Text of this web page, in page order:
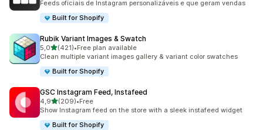
Feeds oficiais de Instagram personalizáveis e que geram vendas
Built for Shopify
Rubik Variant Images & Swatch
5,0de 5 estrelas
(421)
421 total de avaliações
•Free plan available
Clean multiple variant images gallery & variant color swatches
Built for Shopify
GSC Instagram Feed, Instafeed
4,9de 5 estrelas
(209)
209 total de avaliações
•Free
Show Instagram feed on the store with a sleek instafeed widget
Built for Shopify